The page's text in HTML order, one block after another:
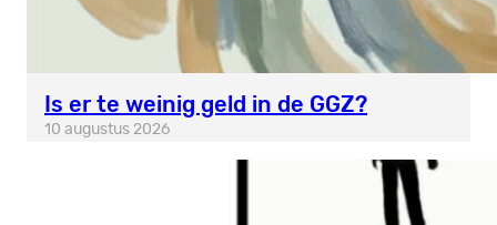
Is er te weinig geld in de GGZ?
10 augustus 2026